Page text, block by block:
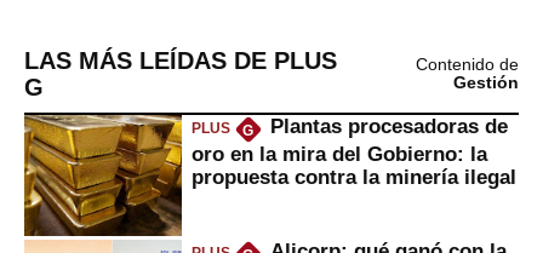
LAS MÁS LEÍDAS DE PLUS
G
Contenido de
Gestión
PLUS G
Plantas procesadoras de
oro en la mira del Gobierno: la
propuesta contra la minería ilegal